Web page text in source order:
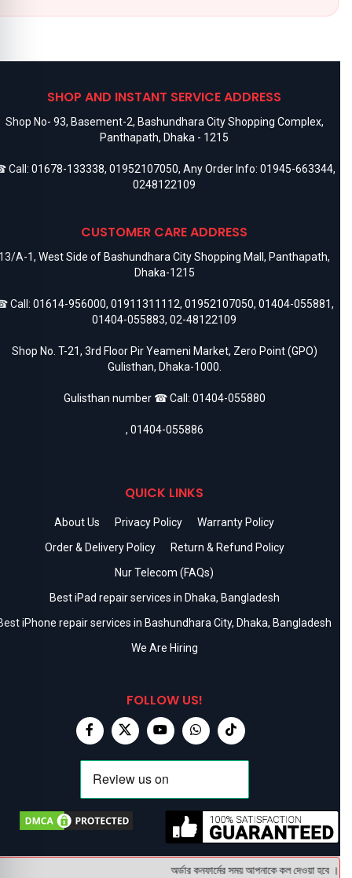
SHOP AND INSTANT SERVICE ADDRESS
Shop No- 93, Basement-2, Bashundhara City Shopping Complex,
Panthapath, Dhaka - 1215
Call: 01678-133338, 01952107050, Any Order Info: 01945-663344,
0248122109
CUSTOMER CARE ADDRESS
A-1, West Side of Bashundhara City Shopping Mall, Panthapath,
Dhaka-1215
Call: 01614-956000, 01911311112, 01952107050, 01404-055881,
01404-055883, 02-48122109
Shop No. T-21, 3rd Floor Pir Yeameni Market, Zero Point (GPO)
Gulisthan, Dhaka-1000.
Gulisthan number ☎ Call: 01404-055880
, 01404-055886
QUICK LINKS
About Us Privacy Policy
Warranty Policy
Order & Delivery Policy
Return & Refund Policy
Nur Telecom (FAQs)
Best iPad repair services in Dhaka, Bangladesh
iPhone repair services in Bashundhara City, Dhaka, Bangladesh
We Are Hiring
FOLLOW US!
অর্ডার কনফার্মের সময় আপনাকে কল দেওয়া হবে ।